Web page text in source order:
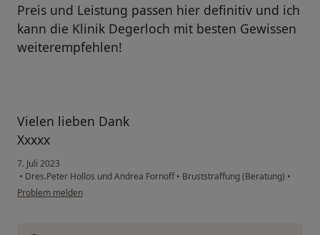
Preis und Leistung passen hier definitiv und ich
kann die Klinik Degerloch mit besten Gewissen
weiterempfehlen!
Vielen lieben Dank
Xxxxx
7. Juli 2023
• Dres.Peter Hollos und Andrea Fornoff• Bruststraffung (Beratung) •
Problem melden